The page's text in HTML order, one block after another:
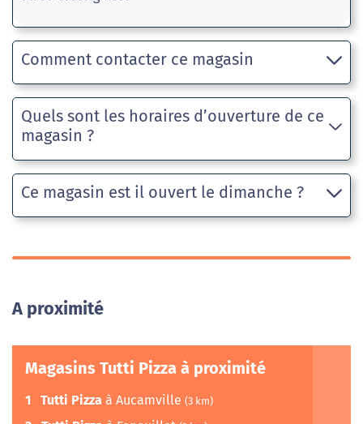
Comment contacter ce magasin
Quels sont les horaires d’ouverture de ce
magasin ?
Ce magasin est il ouvert le dimanche ?
A proximité
Magasins Tutti Pizza à proximité
1 Tutti Pizza à Aucamville (3 km)